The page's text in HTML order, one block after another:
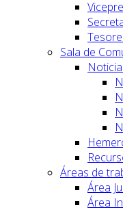
Sala de
Áreas de
Área
Área